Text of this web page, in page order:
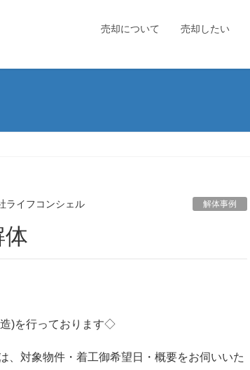
売却について 売却したい
ライフコンシェル 解体事例
体
)を行っております◇
対象物件・着工御希望日・概要をお伺いいた